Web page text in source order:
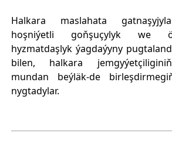
Halkara maslahata
hoşniýetli goňşuçylyk we
hyzmatdaşlyk ýagdaýyny
bilen, halkara
mundan beýläk-de
nygtadylar.